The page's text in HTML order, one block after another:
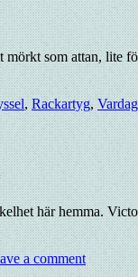
som attan,
,Rackartyg,
här hemma.
a comment